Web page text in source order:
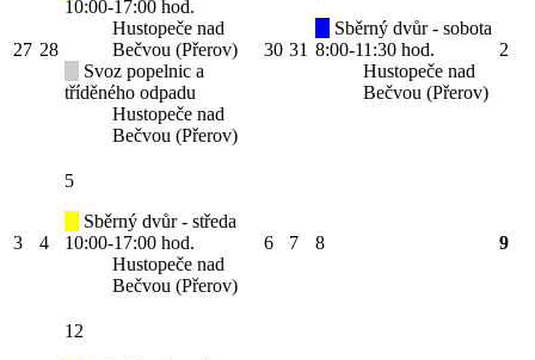
27 28
10:00-17:00 hod.
Hustopeče nad
Bečvou (Přerov)
Svoz popelnic a
tříděného odpadu
Hustopeče nad
Bečvou (Přerov)
30 31
Sběrný dvůr - sobota
8:00-11:30 hod.
Hustopeče nad
Bečvou (Přerov)
2
3 4
5
Sběrný dvůr - středa
10:00-17:00 hod.
Hustopeče nad
Bečvou (Přerov)
6 7 8 9
12